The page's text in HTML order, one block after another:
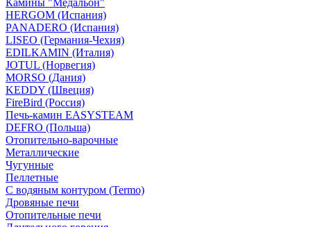
Камины "Медальон"
HERGOM (Испания)
PANADERO (Испания)
LISEO (Германия-Чехия)
EDILKAMIN (Италия)
JOTUL (Норвегия)
MORSO (Дания)
KEDDY (Швеция)
FireBird (Россия)
Печь-камин EASYSTEAM
DEFRO (Польша)
Отопительно-варочные
Металлические
Чугунные
Пеллетные
С водяным контуром (Termo)
Дровяные печи
Отопительные печи